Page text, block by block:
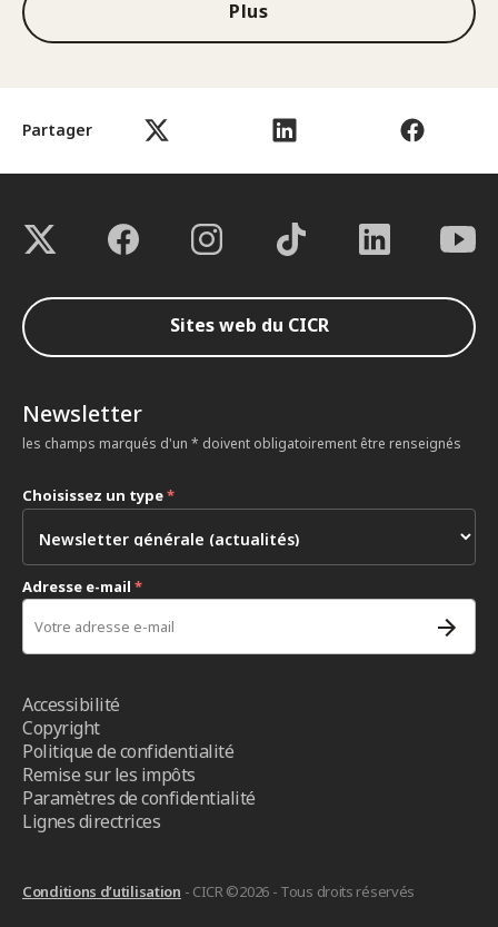
Partager
Plus
Sites web du CICR
Newsletter
les champs marqués d'un * doivent obligatoirement être renseignés
Choisissez un type*
Adresse e-mail *
Accessibilité
Copyright
Politique de confidentialité
Remise sur les impôts
Paramètres de confidentialité
Lignes directrices
Conditions d’utilisation - CICR ©2026 - Tous droits réservés